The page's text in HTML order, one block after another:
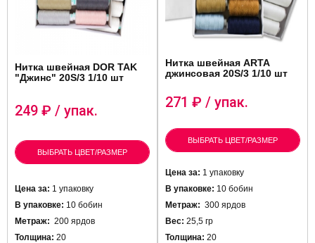
Нитка швейная DOR TAK
"Джинс" 20S/3 1/10 шт
249 ₽ / упак.
ВЫБРАТЬ ЦВЕТ/РАЗМЕР
Цена за: 1 упаковку
В упаковке: 10 бобин
Метраж: 200 ярдов
Толщина: 20
Нитка швейная ARTA
джинсовая 20S/3 1/10 шт
271 ₽ / упак.
ВЫБРАТЬ ЦВЕТ/РАЗМЕР
Цена за: 1 упаковку
В упаковке: 10 бобин
Метраж: 300 ярдов
Вес: 25,5 гр
Толщина: 20